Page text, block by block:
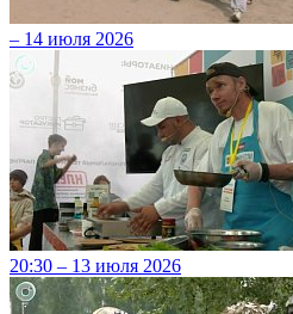
– 14 июля 2026
20:30 – 13 июля 2026